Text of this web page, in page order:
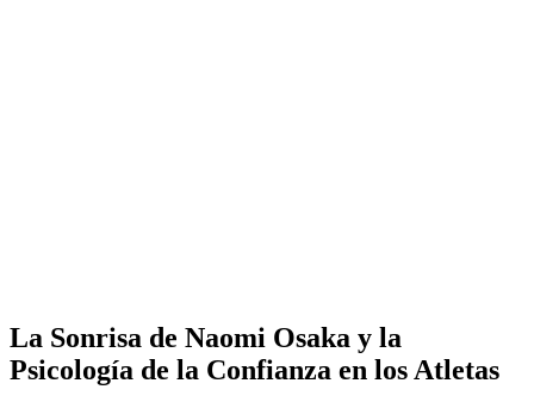
La Sonrisa de Naomi Osaka y la
Psicología de la Confianza en los Atletas